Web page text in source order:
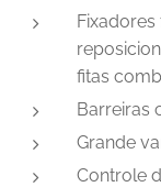
fitas
Barreiras
Grande
Controle